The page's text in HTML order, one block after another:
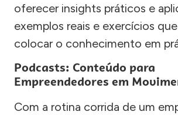
oferecer insights práticos e
exemplos reais e exercícios
colocar o conhecimento em
Podcasts: Conteúdo para
Empreendedores em
Com a rotina corrida de um